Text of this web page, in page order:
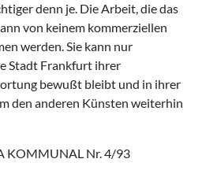
denn je. Die Arbeit, die das
von keinem kommerziellen
werden. Sie kann nur
Stadt Frankfurt ihrer
bewußt bleibt und in ihrer
den anderen Künsten weiterhin
KOMMUNAL Nr. 4/93